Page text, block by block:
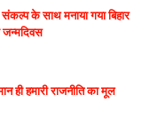
के साथ मनाया गया बिहार
जन्मदिवस
ही हमारी राजनीति का मूल